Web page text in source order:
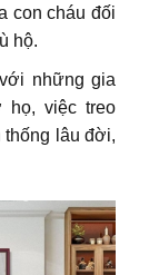
con cháu đối
hộ.
những gia
họ, việc treo
thống lâu đời,